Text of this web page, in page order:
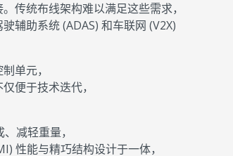
传统布线架构难以满足这些需求，
辅助系统 (ADAS) 和车联网 (V2X)
单元，
便于技术迭代，
减轻重量，
性能与精巧结构设计于一体，